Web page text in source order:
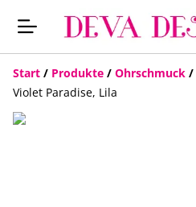
Start / Produkte / Ohrschmuck /
Violet Paradise, Lila